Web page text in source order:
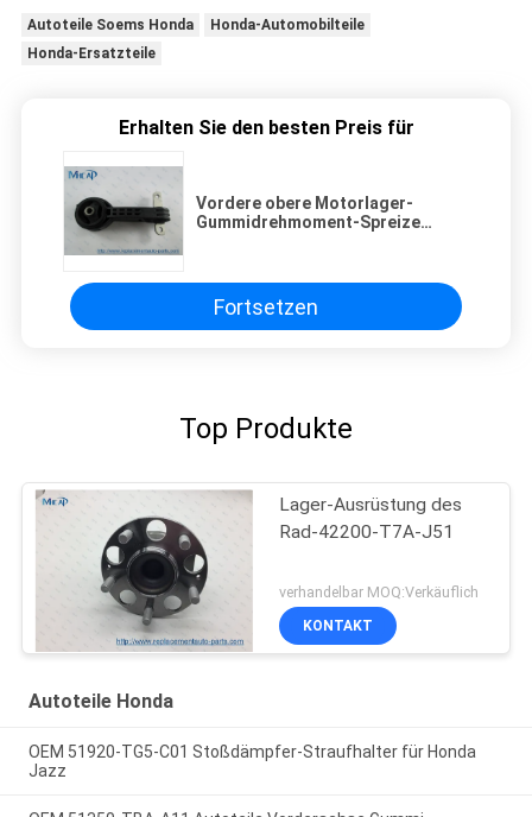
Autoteile Soems Honda
Honda-Automobilteile
Honda-Ersatzteile
Erhalten Sie den besten Preis für
Vordere obere Motorlager-
Gummidrehmoment-Spreize
Fortsetzen
Top Produkte
Lager-Ausrüstung des
Rad-42200-T7A-J51
verhandelbar MOQ:Verkäuflich
KONTAKT
Autoteile Honda
OEM 51920-TG5-C01 Stoßdämpfer-Straufhalter für Honda
Jazz